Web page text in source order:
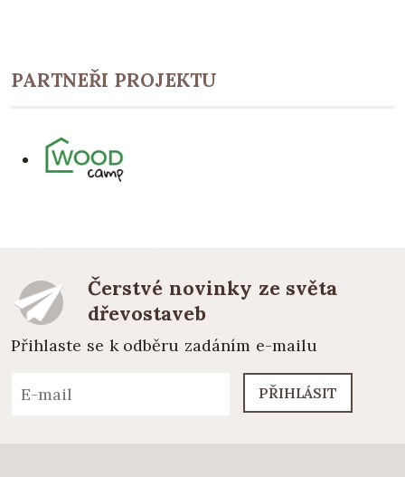
PARTNEŘI PROJEKTU
Čerstvé novinky ze světa
dřevostaveb
Přihlaste se k odběru zadáním e-mailu
PŘIHLÁSIT